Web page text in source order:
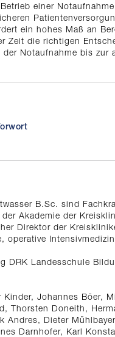
einer
ein hohes Maß an
Zeit die richtigen
Notaufnahme bis zur
B.Sc. sind
Akademie der
Direktor der
operative
DRK Landesschule
Kinder, Johannes Böer,
Thorsten Doneith,
Andres, Dieter
Darnhofer, Karl